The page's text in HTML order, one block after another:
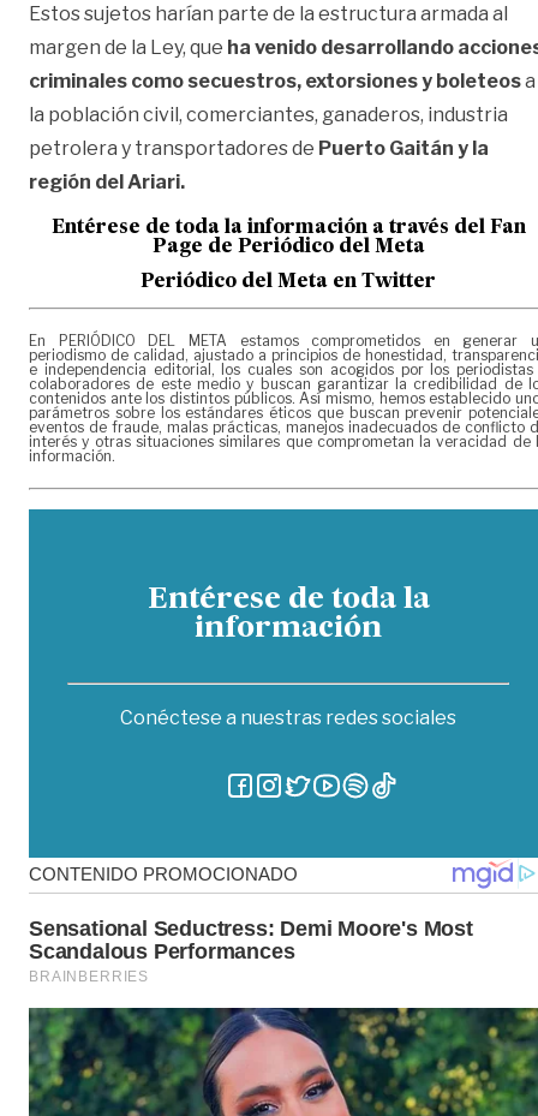
Estos sujetos harían parte de la estructura armada al
margen de la Ley, que ha venido desarrollando
criminales como secuestros, extorsiones y boleteosa
la población civil, comerciantes, ganaderos, industria
petrolera y transportadores de Puerto Gaitán y la
región del Ariari.
Entérese de toda la información a través del Fan
Page de Periódico del Meta
Periódico del Meta en Twitter
En PERIÓDICO DEL META estamos comprometidos en generar
periodismo de calidad, ajustado a principios de honestidad,
e independencia editorial, los cuales son acogidos por los periodistas
colaboradores de este medio y buscan garantizar la credibilidad de
contenidos ante los distintos públicos. Así mismo, hemos establecido
parámetros sobre los estándares éticos que buscan prevenir
eventos de fraude, malas prácticas, manejos inadecuados de conflicto
interés y otras situaciones similares que comprometan la veracidad de
información.
Entérese de toda la
información
Conéctese a nuestras redes sociales